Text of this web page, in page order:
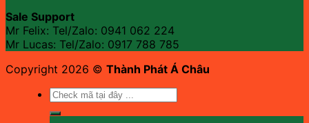
Sale Support
Mr Felix: Tel/Zalo: 0941 062 224
Mr Lucas: Tel/Zalo: 0917 788 785
Copyright 2026 © Thành Phát Á Châu
Tìm